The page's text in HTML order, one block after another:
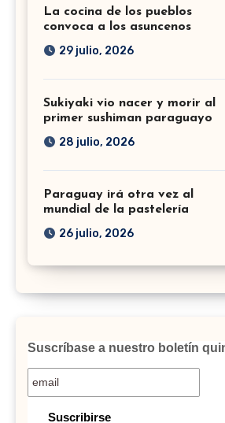
La cocina de los pueblos
convoca a los asuncenos
29 julio, 2026
Sukiyaki vio nacer y morir al
primer sushiman paraguayo
28 julio, 2026
Paraguay irá otra vez al
mundial de la pastelería
26 julio, 2026
Suscríbase a nuestro boletín